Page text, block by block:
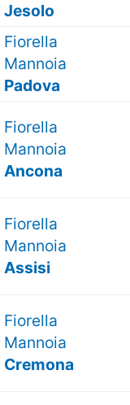
Jesolo
Fiorella
Mannoia
Padova
Fiorella
Mannoia
Ancona
Fiorella
Mannoia
Assisi
Fiorella
Mannoia
Cremona